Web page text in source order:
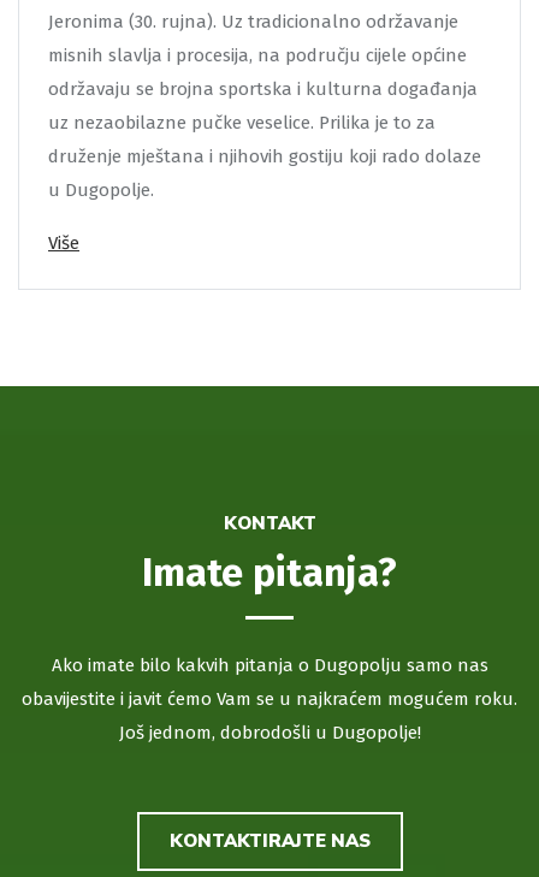
Jeronima (30. rujna). Uz tradicionalno održavanje
misnih slavlja i procesija, na području cijele općine
održavaju se brojna sportska i kulturna događanja
uz nezaobilazne pučke veselice. Prilika je to za
druženje mještana i njihovih gostiju koji rado dolaze
u Dugopolje.
Više
KONTAKT
Imate pitanja?
Ako imate bilo kakvih pitanja o Dugopolju samo nas
obavijestite i javit ćemo Vam se u najkraćem mogućem roku.
Još jednom, dobrodošli u Dugopolje!
KONTAKTIRAJTE NAS